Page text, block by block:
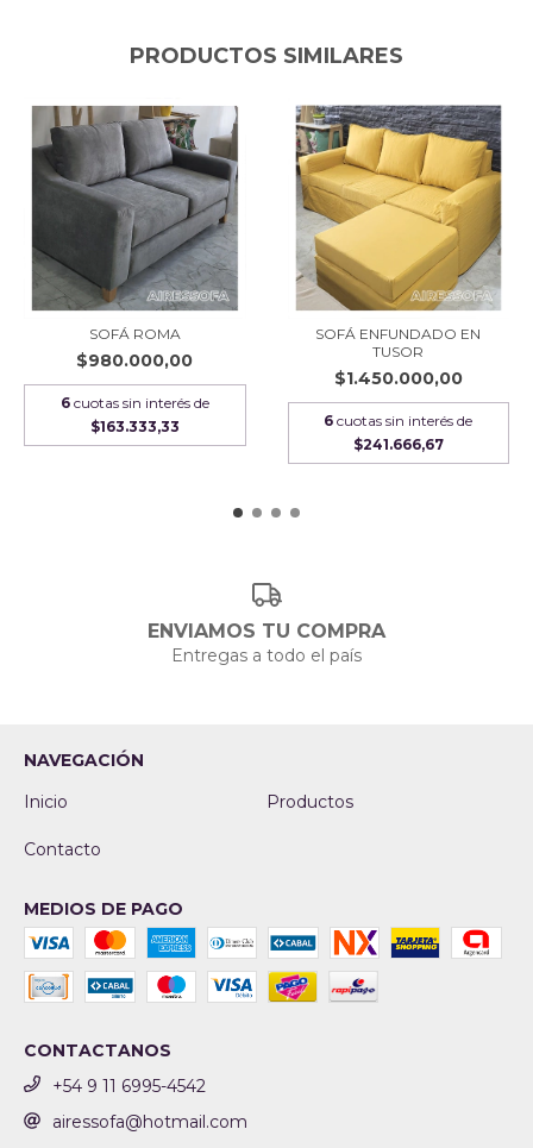
PRODUCTOS SIMILARES
SOFÁ ROMA
$980.000,00
6 cuotas sin interés de
$163.333,33
SOFÁ ENFUNDADO EN
TUSOR
$1.450.000,00
6 cuotas sin interés de
$241.666,67
ENVIAMOS TU COMPRA
Entregas a todo el país
NAVEGACIÓN
Inicio
Productos
Contacto
MEDIOS DE PAGO
CONTACTANOS
+54 9 11 6995-4542
airessofa@hotmail.com